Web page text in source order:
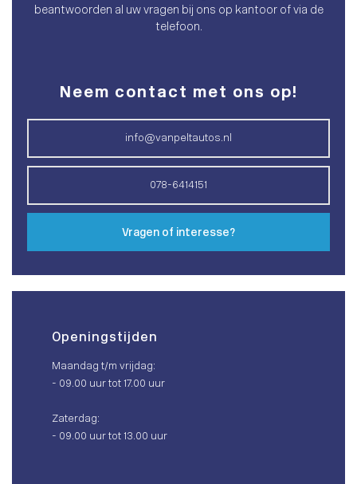
beantwoorden al uw vragen bij ons op kantoor of via de
telefoon.
Neem contact met ons op!
info@vanpeltautos.nl
078-6414151
Vragen of interesse?
Openingstijden
Maandag t/m vrijdag:
- 09.00 uur tot 17.00 uur
Zaterdag:
- 09.00 uur tot 13.00 uur